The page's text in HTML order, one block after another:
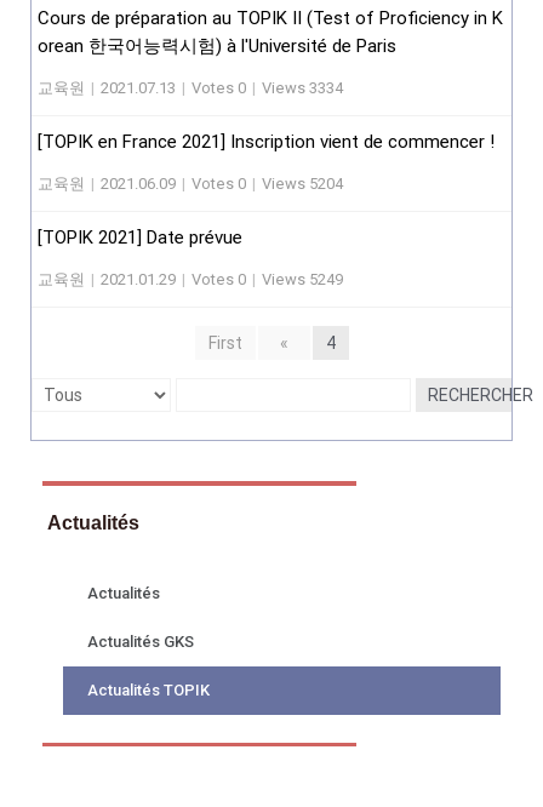
Cours de préparation au TOPIK II (Test of Proficiency in K
orean 한국어능력시험) à l'Université de Paris
교육원 | 2021.07.13 | Votes 0 | Views 3334
[TOPIK en France 2021] Inscription vient de commencer !
교육원 | 2021.06.09 | Votes 0 | Views 5204
[TOPIK 2021] Date prévue
교육원 | 2021.01.29 | Votes 0 | Views 5249
First « 4
RECHERCHER
Actualités
Actualités
Actualités GKS
Actualités TOPIK